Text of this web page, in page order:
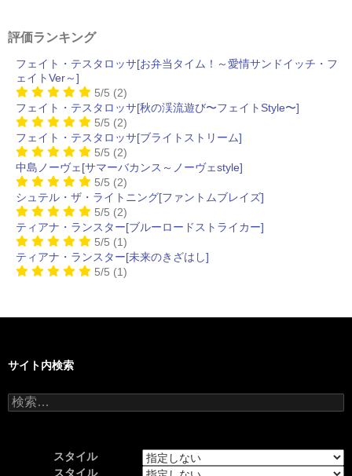
評価ランキング
フェイト・テスタロッサ[お弁当タイム！～愛情サンドイッチ・フ
ェイトVer～]
5/5 (2)
フェイト・テスタロッサ[秋の渓流遊び〜フェイトStyle〜]
5/5 (2)
フェイト・テスタロッサ[ブライトストリーム]
5/5 (2)
中島ノーヴェ[サマーバカンス～ノーヴェstyle]
5/5 (2)
シュテル・ザ・ライトニング[ファントムブレイズ]
5/5 (2)
ティアナ・ランスター[ブルーロードストライカー]
5/5 (1)
ティアナ・ランスター[未来のきざはし]
5/5 (1)
サイト内検索
検
索:
スタイル
スタイル